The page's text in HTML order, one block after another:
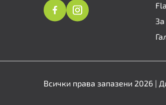
За
Всички права запазени 2026 |